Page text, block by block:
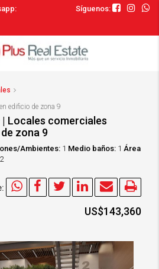
Síguenos:
edificio de zona 9
Locales comerciales
zona 9
Ambientes: 1 Medio baños: 1 Área
US$143,360